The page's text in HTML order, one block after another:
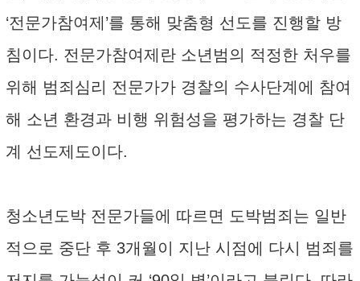
‘전문가참여제’를 통해 맞춤형 선도를 진행할 방
침이다. 전문가참여제란 소년범의 적정한 처우를
위해 범죄심리 전문가가 경찰의 수사단계에 참여
해 소년 환경과 비행 위험성을 평가하는 경찰 단
계 선도제도이다.
청소년도박 전문가들에 따르면 도박범죄는 일반
적으로 중단 후 3개월이 지난 시점에 다시 범죄를